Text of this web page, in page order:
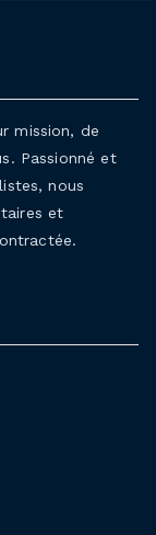
mission, de
Passionné et
nous
et